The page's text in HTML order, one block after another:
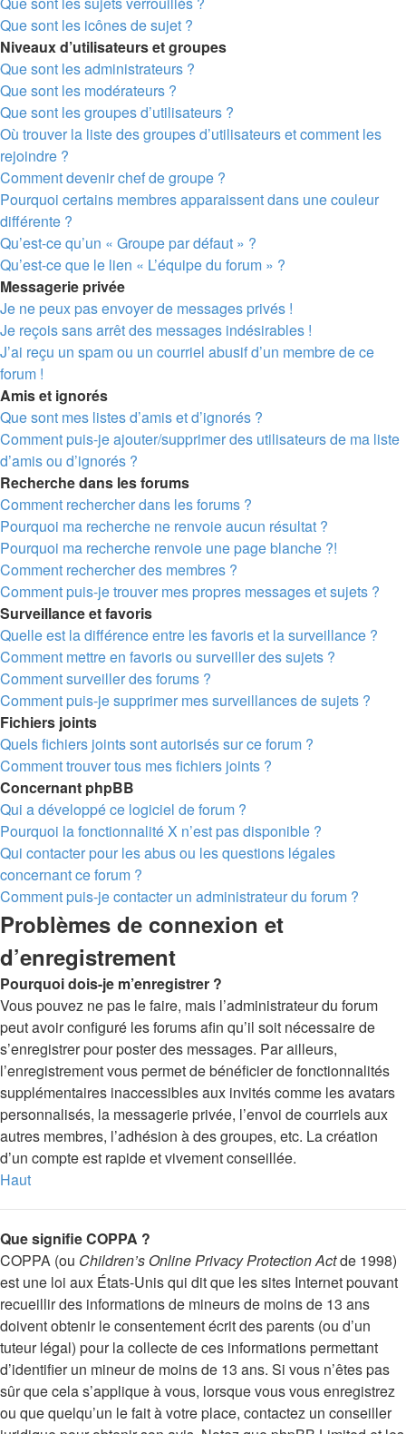
Que sont les icônes de sujet ?
Niveaux d’utilisateurs et groupes
Que sont les administrateurs ?
Que sont les modérateurs ?
Que sont les groupes d’utilisateurs ?
Où trouver la liste des groupes d’utilisateurs et comment les
rejoindre ?
Comment devenir chef de groupe ?
Pourquoi certains membres apparaissent dans une couleur
différente ?
Qu’est-ce qu’un « Groupe par défaut » ?
Qu’est-ce que le lien « L’équipe du forum » ?
Messagerie privée
Je ne peux pas envoyer de messages privés !
Je reçois sans arrêt des messages indésirables !
J’ai reçu un spam ou un courriel abusif d’un membre de ce
forum !
Amis et ignorés
Que sont mes listes d’amis et d’ignorés ?
Comment puis-je ajouter/supprimer des utilisateurs de ma liste
d’amis ou d’ignorés ?
Recherche dans les forums
Comment rechercher dans les forums ?
Pourquoi ma recherche ne renvoie aucun résultat ?
Pourquoi ma recherche renvoie une page blanche ?!
Comment rechercher des membres ?
Comment puis-je trouver mes propres messages et sujets ?
Surveillance et favoris
Quelle est la différence entre les favoris et la surveillance ?
Comment mettre en favoris ou surveiller des sujets ?
Comment surveiller des forums ?
Comment puis-je supprimer mes surveillances de sujets ?
Fichiers joints
Quels fichiers joints sont autorisés sur ce forum ?
Comment trouver tous mes fichiers joints ?
Concernant phpBB
Qui a développé ce logiciel de forum ?
Pourquoi la fonctionnalité X n’est pas disponible ?
Qui contacter pour les abus ou les questions légales
concernant ce forum ?
Comment puis-je contacter un administrateur du forum ?
Problèmes de connexion et
d’enregistrement
Pourquoi dois-je m’enregistrer ?
Vous pouvez ne pas le faire, mais l’administrateur du forum
peut avoir configuré les forums afin qu’il soit nécessaire de
s’enregistrer pour poster des messages. Par ailleurs,
l’enregistrement vous permet de bénéficier de fonctionnalités
supplémentaires inaccessibles aux invités comme les avatars
personnalisés, la messagerie privée, l’envoi de courriels aux
autres membres, l’adhésion à des groupes, etc. La création
d’un compte est rapide et vivement conseillée.
Haut
Que signifie COPPA ?
COPPA (ou Children’s Online Privacy Protection Actde 1998)
est une loi aux États-Unis qui dit que les sites Internet pouvant
recueillir des informations de mineurs de moins de 13 ans
doivent obtenir le consentement écrit des parents (ou d’un
tuteur légal) pour la collecte de ces informations permettant
d’identifier un mineur de moins de 13 ans. Si vous n’êtes pas
sûr que cela s’applique à vous, lorsque vous vous enregistrez
ou que quelqu’un le fait à votre place, contactez un conseiller